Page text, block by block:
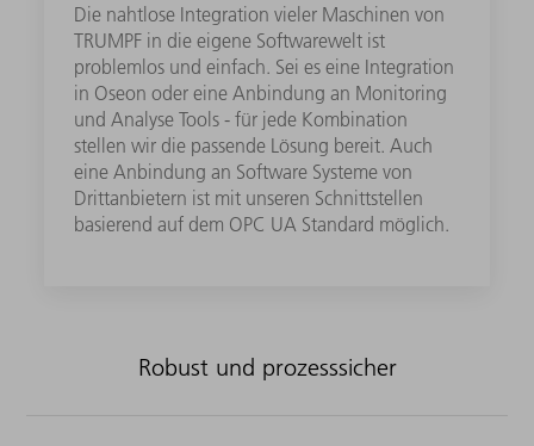
Die nahtlose Integration vieler Maschinen von
TRUMPF in die eigene Softwarewelt ist
problemlos und einfach. Sei es eine Integration
in Oseon oder eine Anbindung an Monitoring
und Analyse Tools - für jede Kombination
stellen wir die passende Lösung bereit. Auch
eine Anbindung an Software Systeme von
Drittanbietern ist mit unseren Schnittstellen
basierend auf dem OPC UA Standard möglich.
Robust und prozesssicher